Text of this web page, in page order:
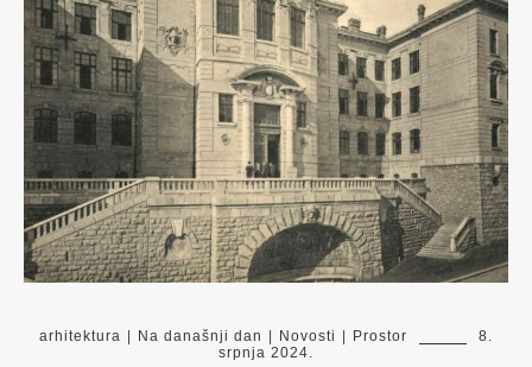
arhitektura | Na današnji dan | Novosti | Prostor
8.
srpnja 2024.